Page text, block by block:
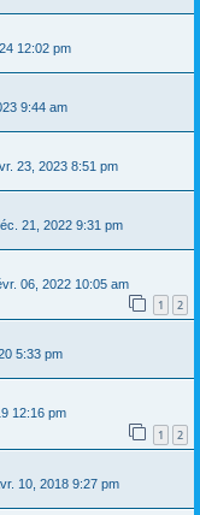
12:02 pm
9:44 am
23, 2023 8:51 pm
21, 2022 9:31 pm
06, 2022 10:05 am
1 2
5:33 pm
12:16 pm
1 2
10, 2018 9:27 pm